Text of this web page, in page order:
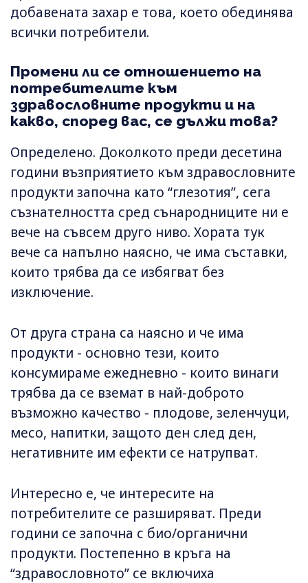
добавената захар е това, което обединява
всички потребители.
Промени ли се отношението на
потребителите към
здравословните продукти и на
какво, според вас, се дължи това?
Определено. Доколкото преди десетина
години възприятието към здравословните
продукти започна като “глезотия”, сега
съзнателността сред сънародниците ни е
вече на съвсем друго ниво. Хората тук
вече са напълно наясно, че има съставки,
които трябва да се избягват без
изключение.
От друга страна са наясно и че има
продукти - основно тези, които
консумираме ежедневно - които винаги
трябва да се вземат в най-доброто
възможно качество - плодове, зеленчуци,
месо, напитки, защото ден след ден,
негативните им ефекти се натрупват.
Интересно е, че интересите на
потребителите се разширяват. Преди
години се започна с био/органични
продукти. Постепенно в кръга на
“здравословното” се включиха